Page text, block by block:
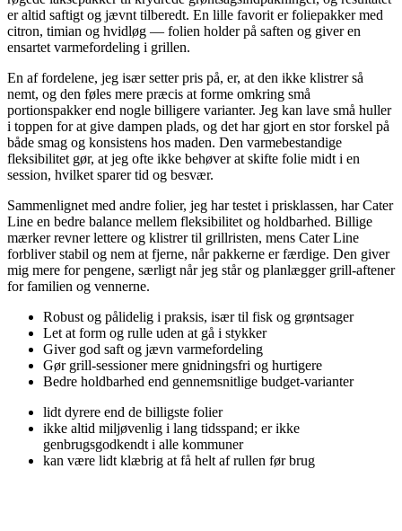
er altid saftigt og jævnt tilberedt. En lille favorit er foliepakker med
citron, timian og hvidløg — folien holder på saften og giver en
ensartet varmefordeling i grillen.
En af fordelene, jeg især setter pris på, er, at den ikke klistrer så
nemt, og den føles mere præcis at forme omkring små
portionspakker end nogle billigere varianter. Jeg kan lave små huller
i toppen for at give dampen plads, og det har gjort en stor forskel på
både smag og konsistens hos maden. Den varmebestandige
fleksibilitet gør, at jeg ofte ikke behøver at skifte folie midt i en
session, hvilket sparer tid og besvær.
Sammenlignet med andre folier, jeg har testet i prisklassen, har Cater
Line en bedre balance mellem fleksibilitet og holdbarhed. Billige
mærker revner lettere og klistrer til grillristen, mens Cater Line
forbliver stabil og nem at fjerne, når pakkerne er færdige. Den giver
mig mere for pengene, særligt når jeg står og planlægger grill-aftener
for familien og vennerne.
Robust og pålidelig i praksis, især til fisk og grøntsager
Let at form og rulle uden at gå i stykker
Giver god saft og jævn varmefordeling
Gør grill-sessioner mere gnidningsfri og hurtigere
Bedre holdbarhed end gennemsnitlige budget-varianter
lidt dyrere end de billigste folier
ikke altid miljøvenlig i lang tidsspand; er ikke
genbrugsgodkendt i alle kommuner
kan være lidt klæbrig at få helt af rullen før brug